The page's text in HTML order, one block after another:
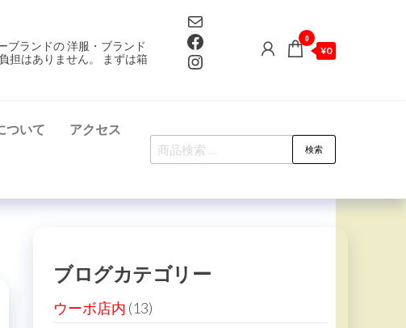
ブランドの 洋服・ブランド
担はありません。 まずは箱
Mail
Facebook
Instagram
0
¥0
ついて アクセス
検
索
検索
ブログカテゴリー
ウーボ店内 (13)